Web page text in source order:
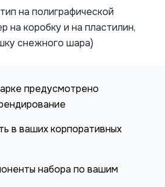
на полиграфической
на коробку и на пластилин,
снежного шара)
предусмотрено
в ваших корпоративных
набора по вашим